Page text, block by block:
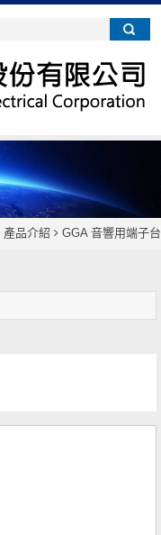
產品介紹 GGA 音響用端子台